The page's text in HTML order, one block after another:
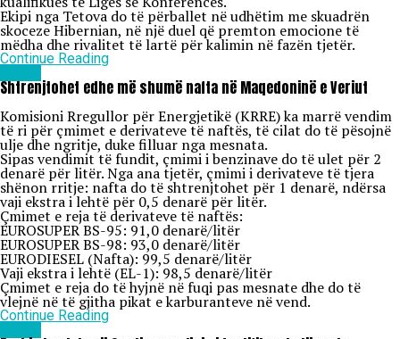
Ekipi nga Tetova do të përballet në udhëtim me skuadrën
skoceze Hibernian, në një duel që premton emocione të
mëdha dhe rivalitet të lartë për kalimin në fazën tjetër.
Continue Reading
Shtrenjtohet edhe më shumë nafta në Maqedoninë e Veriut
Komisioni Rregullor për Energjetikë (KRRE) ka marrë vendim
të ri për çmimet e derivateve të naftës, të cilat do të pësojnë
ulje dhe ngritje, duke filluar nga mesnata.
Sipas vendimit të fundit, çmimi i benzinave do të ulet për 2
denarë për litër. Nga ana tjetër, çmimi i derivateve të tjera
shënon rritje: nafta do të shtrenjtohet për 1 denarë, ndërsa
vaji ekstra i lehtë për 0,5 denarë për litër.
Çmimet e reja të derivateve të naftës:
EUROSUPER BS-95: 91,0 denarë/litër
EUROSUPER BS-98: 93,0 denarë/litër
EURODIESEL (Nafta): 99,5 denarë/litër
Vaji ekstra i lehtë (EL-1): 98,5 denarë/litër
Çmimet e reja do të hyjnë në fuqi pas mesnate dhe do të
vlejnë në të gjitha pikat e karburanteve në vend.
Continue Reading